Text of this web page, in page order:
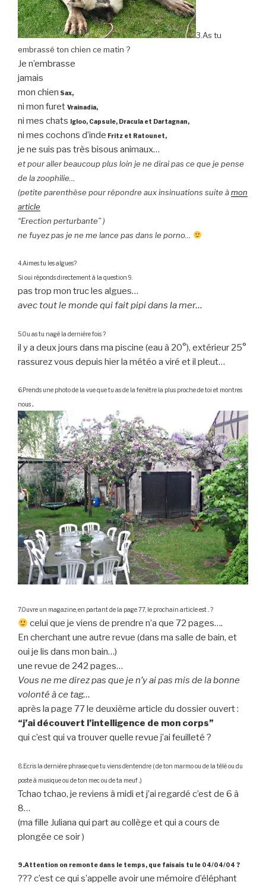
3.As tu
embrassé ton chien ce matin ?
Je n’embrasse
jamais
mon chien Sax,
ni mon furet Vrainadia,
ni mes chats Igloo, Capsule, Dracula et Dartagnan,
ni mes cochons d’inde Fritz et Ratounet,
je ne suis pas très bisous animaux…
et pour aller beaucoup plus loin je ne dirai pas ce que je pense
de la zoophilie…
(petite parenthèse pour répondre aux insinuations suite àmon
article
“Erection perturbante” )
ne fuyez pas je ne me lance pas dans le porno…
4.Aimes tu les algues?
Si oui réponds directement à la question 9.
pas trop mon truc les algues…
avec tout le monde qui fait pipi dans la mer…
5.Ou as tu nagé la dernière fois ?
il y a deux jours dans ma piscine (eau à 20°), extérieur 25°
rassurez vous depuis hier la météo a viré et il pleut…
6.Prends une photo de la vue que tu as de la fenêtre la plus proche de toi et montres
nous.
7.Ouvre un magazine, en partant de la page 77, le prochain article est .. ?
celui que je viens de prendre n’a que 72 pages….
En cherchant une autre revue (dans ma salle de bain, et
oui je lis dans mon bain…)
une revue de 242 pages…
Vous ne me direz pas que je n’y ai pas mis de la bonne
volonté à ce tag…
après la page 77 le deuxième article du dossier ouvert :
“j’ai découvert l’intelligence de mon corps”
qui c’est qui va trouver quelle revue j’ai feuilleté ?
8.Ecris la dernière phrase que tu viens d’entendre ( de ton marmo ou de la télé ou du
poste à musique ou de ton mec ou de ta meuf ..)
Tchao tchao, je reviens à midi et j’ai regardé c’est de 6 à
8…
(ma fille Juliana qui part au collège et qui a cours de
plongée ce soir )
9.Attention on remonte dans le temps, que faisais tu le 04/04/04 ?
??? c’est ce qui s’appelle avoir une mémoire d’éléphant